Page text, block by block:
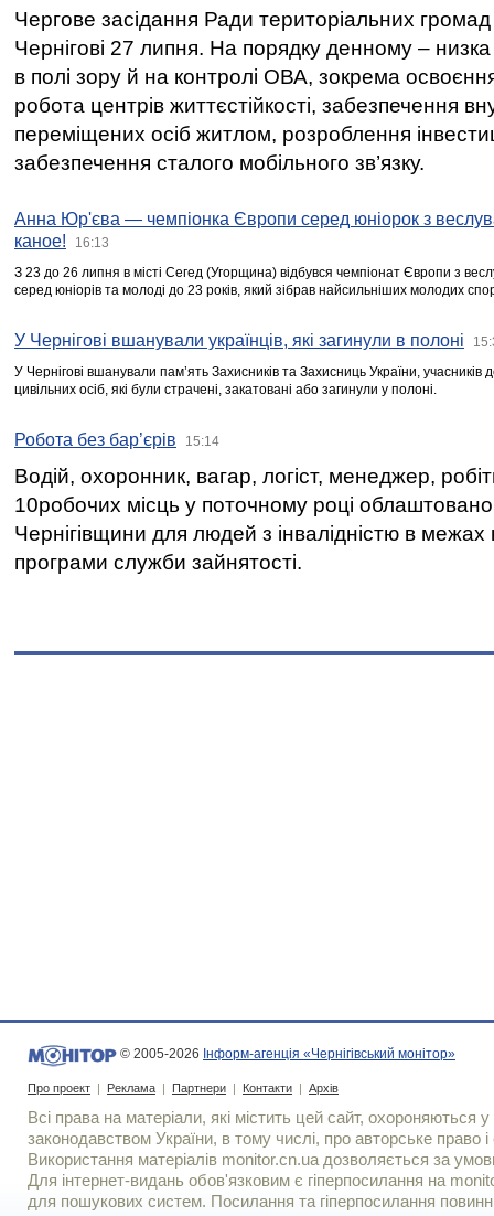
Чергове засідання Ради територіальних громад
Чернігові 27 липня. На порядку денному –
в полі зору й на контролі ОВА, зокрема освоєння
робота центрів життєстійкості, забезпечення
переміщених осіб житлом, розроблення
забезпечення сталого мобільного зв’язку.
Анна Юр'єва — чемпіонка Європи серед юніорок з
каное!
16:13
З 23 до 26 липня в місті Сегед (Угорщина) відбувся чемпіонат Європи з
серед юніорів та молоді до 23 років, який зібрав найсильніших молодих
У Чернігові вшанували українців, які загинули в полоні
У Чернігові вшанували пам’ять Захисників та Захисниць України,
цивільних осіб, які були страчені, закатовані або загинули у полоні.
Робота без бар’єрів 15:14
Водій, охоронник, вагар, логіст, менеджер,
10робочих місць у поточному році
Чернігівщини для людей з інвалідністю в межах
програми служби зайнятості.
© 2005-2026 Інформ-агенція «Чернігівський монітор»
Про проект | Реклама | Партнери | Контакти | Архів
Всі права на матеріали, які містить цей сайт, охороняються у
законодавством України, в тому числі, про авторське право і
Використання матерiалiв monitor.cn.ua дозволяється за
Для iнтернет-видань обов'язковим є гiперпосилання на
для пошукових систем. Посилання та гіперпосилання